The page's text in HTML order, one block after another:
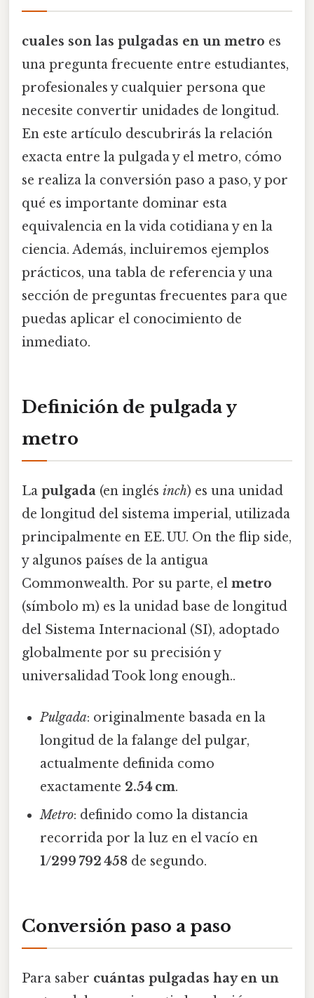
cuales son las pulgadas en un metro es
una pregunta frecuente entre estudiantes,
profesionales y cualquier persona que
necesite convertir unidades de longitud.
En este artículo descubrirás la relación
exacta entre la pulgada y el metro, cómo
se realiza la conversión paso a paso, y por
qué es importante dominar esta
equivalencia en la vida cotidiana y en la
ciencia. Además, incluiremos ejemplos
prácticos, una tabla de referencia y una
sección de preguntas frecuentes para que
puedas aplicar el conocimiento de
inmediato.
Definición de pulgada y
metro
La pulgada (en inglés inch) es una unidad
de longitud del sistema imperial, utilizada
principalmente en EE. UU. On the flip side,
y algunos países de la antigua
Commonwealth. Por su parte, el metro
(símbolo m) es la unidad base de longitud
del Sistema Internacional (SI), adoptado
globalmente por su precisión y
universalidad Took long enough..
Pulgada: originalmente basada en la
longitud de la falange del pulgar,
actualmente definida como
exactamente 2.54 cm.
Metro: definido como la distancia
recorrida por la luz en el vacío en
1/299 792 458 de segundo.
Conversión paso a paso
Para saber cuántas pulgadas hay en un